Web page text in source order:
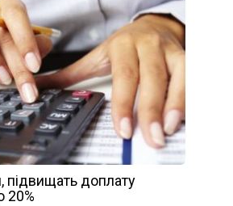
підвищать доплату
20%